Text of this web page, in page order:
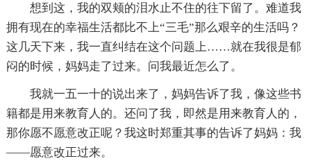
想到这，我的双颊的泪水止不住的往下留了。难道我
拥有现在的幸福生活都比不上“三毛”那么艰辛的生活吗？
这几天下来，我一直纠结在这个问题上……就在我很是郁
闷的时候，妈妈走了过来。问我最近怎么了。
我就一五一十的说出来了，妈妈告诉了我，像这些书
籍都是用来教育人的。还问了我，即然是用来教育人的，
那你愿不愿意改正呢？我这时郑重其事的告诉了妈妈：我
——愿意改正过来。